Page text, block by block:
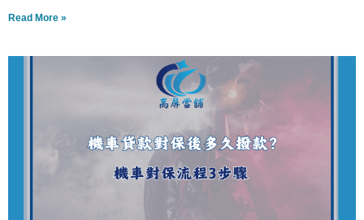
Read More »